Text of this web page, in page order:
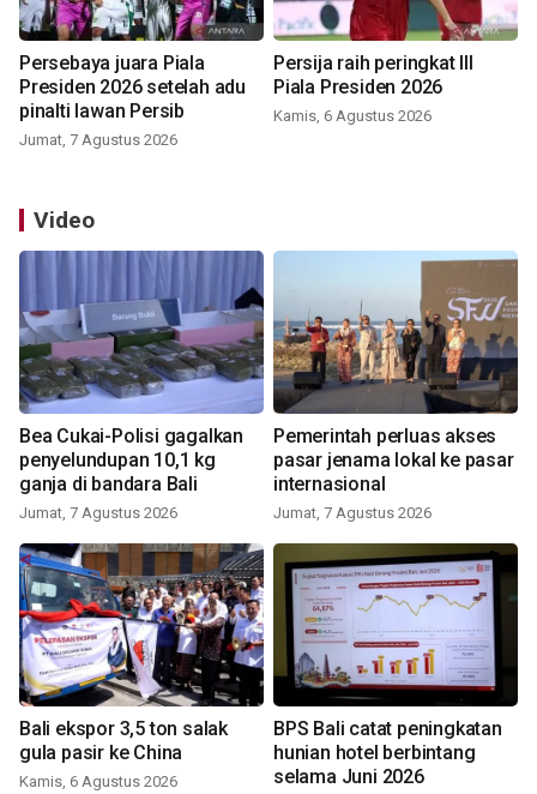
Persebaya juara Piala
Presiden 2026 setelah adu
pinalti lawan Persib
Jumat, 7 Agustus 2026
Persija raih peringkat III
Piala Presiden 2026
Kamis, 6 Agustus 2026
Video
Bea Cukai-Polisi gagalkan
penyelundupan 10,1 kg
ganja di bandara Bali
Jumat, 7 Agustus 2026
Pemerintah perluas akses
pasar jenama lokal ke pasar
internasional
Jumat, 7 Agustus 2026
Bali ekspor 3,5 ton salak
gula pasir ke China
Kamis, 6 Agustus 2026
BPS Bali catat peningkatan
hunian hotel berbintang
selama Juni 2026